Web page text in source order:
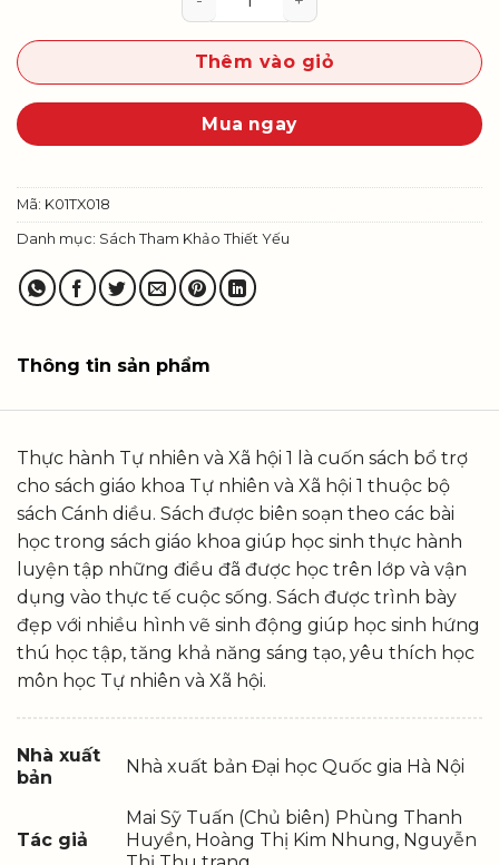
Thêm vào giỏ
Mua ngay
Mã: K01TX018
Danh mục: Sách Tham Khảo Thiết Yếu
Thông tin sản phẩm
Thực hành Tự nhiên và Xã hội 1 là cuốn sách bổ trợ
cho sách giáo khoa Tự nhiên và Xã hội 1 thuộc bộ
sách Cánh diều. Sách được biên soạn theo các bài
học trong sách giáo khoa giúp học sinh thực hành
luyện tập những điều đã được học trên lớp và vận
dụng vào thực tế cuộc sống. Sách được trình bày
đẹp với nhiều hình vẽ sinh động giúp học sinh hứng
thú học tập, tăng khả năng sáng tạo, yêu thích học
môn học Tự nhiên và Xã hội.
Nhà xuất
bản
Nhà xuất bản Đại học Quốc gia Hà Nội
Tác giả
Mai Sỹ Tuấn (Chủ biên) Phùng Thanh
Huyền, Hoàng Thị Kim Nhung, Nguyễn